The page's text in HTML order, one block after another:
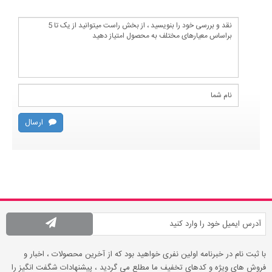
ارسال
با ثبت نام در خبرنامه اولین نفری خواهید بود که از آخرین محصولات ، اخبار و
فروش های ویژه و کدهای تخفیف ما مطلع می گردید ، پیشنهادات شگفت انگیز را